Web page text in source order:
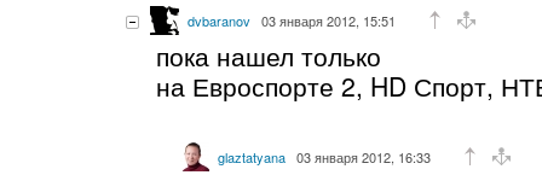
dvbaranov 03 января 2012, 15:51
пока нашел только
на Евроспорте 2, HD Спорт,
glaztatyana 03 января 2012, 16:33